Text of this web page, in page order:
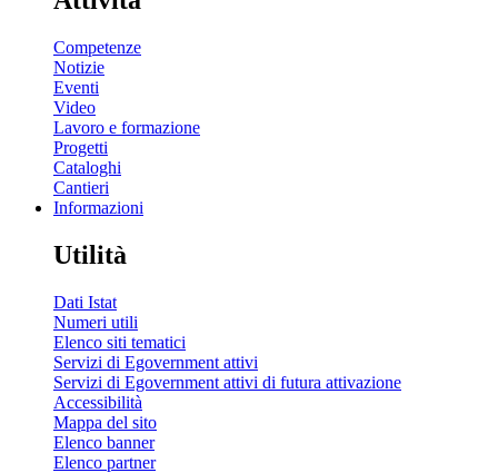
Competenze
Notizie
Eventi
Video
Lavoro e formazione
Progetti
Cataloghi
Cantieri
Informazioni
Utilità
Dati Istat
Numeri utili
Elenco siti tematici
Servizi di Egovernment attivi
Servizi di Egovernment attivi di futura attivazione
Accessibilità
Mappa del sito
Elenco banner
Elenco partner